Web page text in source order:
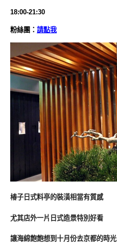
18:00-21:30
粉絲團： 請點我
椿子日式料亭的裝潢相當有質感
尤其店外一片日式造景特別好看
讓海綿飽飽想到十月份去京都的時光